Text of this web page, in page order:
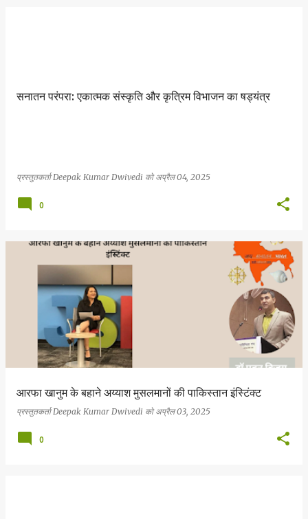
सनातन परंपरा: एकात्मक संस्कृति और कृत्रिम विभाजन का षड्यंत्र
प्रस्तुतकर्ताDeepak Kumar Dwivedi कोअप्रैल 04, 2025
0
आरफा खानुम के बहाने अय्याश मुसलमानों की पाकिस्तान इंस्टिंक्ट
प्रस्तुतकर्ताDeepak Kumar Dwivedi कोअप्रैल 03, 2025
0